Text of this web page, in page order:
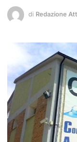
di Redazione